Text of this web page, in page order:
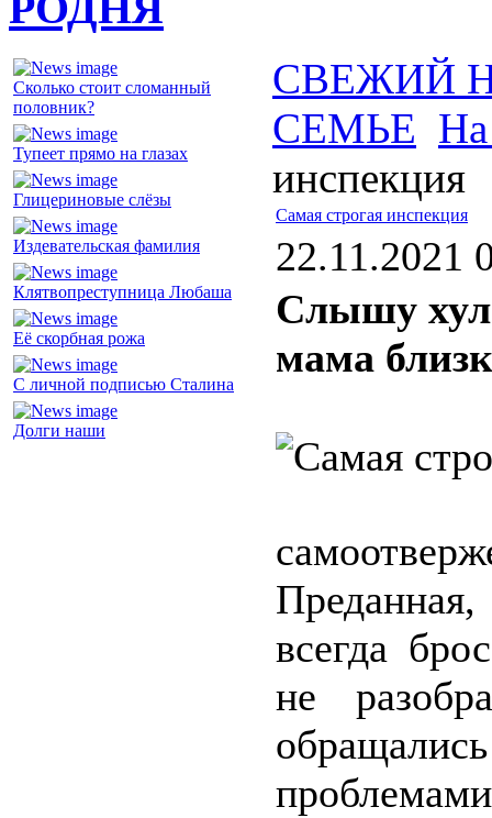
Сколько стоит сломанный
половник?
Тупеет прямо на глазах
Глицериновые слёзы
Издевательская фамилия
Клятвопреступница Любаша
Её скорбная рожа
С личной подписью Сталина
Долги наши
СВЕЖИЙ
СЕМЬЕ На
инспекция
Самая строгая инспекция
22.11.2021
Слышу
мама
всегда
не